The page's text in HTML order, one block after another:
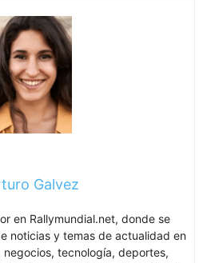
Galvez
en Rallymundial.net, donde se
noticias y temas de actualidad en
tecnología, deportes,